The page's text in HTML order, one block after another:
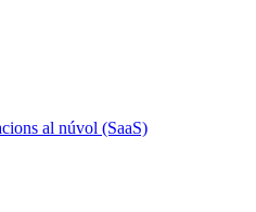
al núvol (SaaS)